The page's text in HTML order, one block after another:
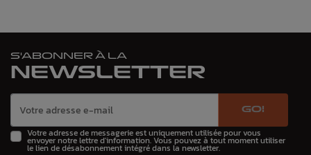
S'ABONNER À LA
NEWSLETTER
GO!
Votre adresse de messagerie est uniquement utilisée pour vous
envoyer notre lettre d'information. Vous pouvez à tout moment utiliser
le lien de désabonnement intégré dans la newsletter.